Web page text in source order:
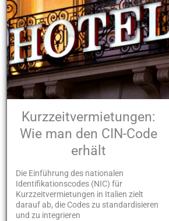
Kurzzeitvermietungen:
Wie man den CIN-Code
erhält
Die Einführung des nationalen
Identifikationscodes (NIC) für
Kurzzeitvermietungen in Italien zielt
darauf ab, die Codes zu standardisieren
und zu integrieren